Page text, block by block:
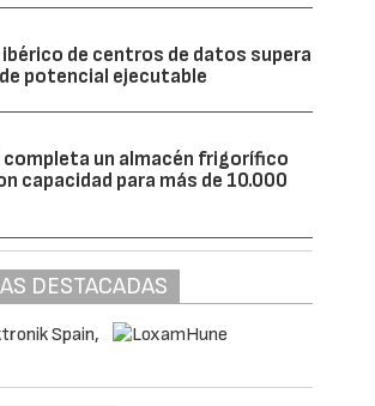
ibérico de centros de datos supera
potencial ejecutable
completa un almacén frigorífico
capacidad para más de 10.000
DESTACADAS